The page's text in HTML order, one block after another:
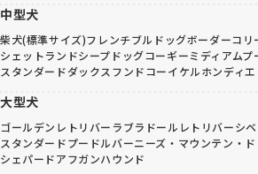
中型犬
柴犬(標準サイズ)フレンチブルドッグボーダーコリ
シェットランドシープドッグコーギーミディアムプ
スタンダードダックスフンドコーイケルホンディエ
大型犬
ゴールデンレトリバー ラブラドールレトリバーシ
スタンダードプードルバーニーズ・マウンテン・
シェパードアフガンハウンド